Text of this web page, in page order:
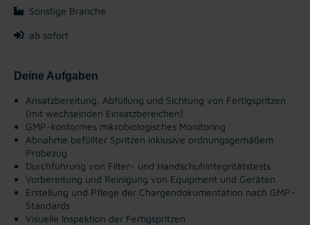
Sonstige Branche
ab sofort
Deine Aufgaben
Ansatzbereitung, Abfüllung und Sichtung von Fertigspritzen
(mit wechselnden Einsatzbereichen)
GMP-konformes mikrobiologisches Monitoring
Abnahme befüllter Spritzen inklusive ordnungsgemäßem
Probezug
Durchführung von Filter- und Handschuhintegritätstests
Vorbereitung und Reinigung von Equipment und Geräten
Erstellung und Pflege der Chargendokumentation nach GMP-
Standards
Visuelle Inspektion der Fertigspritzen